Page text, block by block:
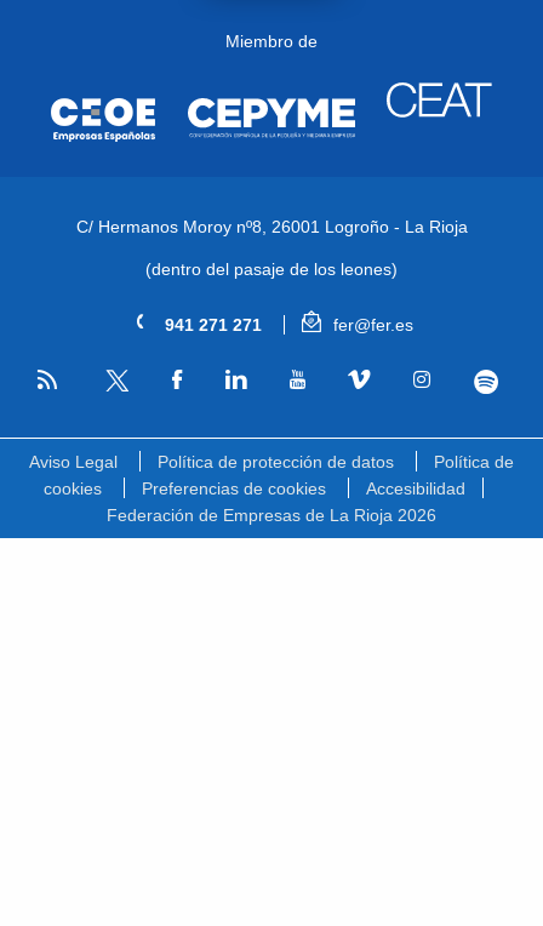
Miembro de
C/ Hermanos Moroy nº8, 26001 Logroño - La Rioja
(dentro del pasaje de los leones)
941 271 271 fer@fer.es
RSS
Aviso Legal Política de protección de datos
Política de
cookies
Preferencias de cookies
Accesibilidad
Federación de Empresas de La Rioja 2026